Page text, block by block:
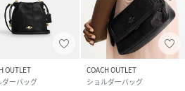
OUTLET
ダーバッグ
COACH OUTLET
ショルダーバッグ